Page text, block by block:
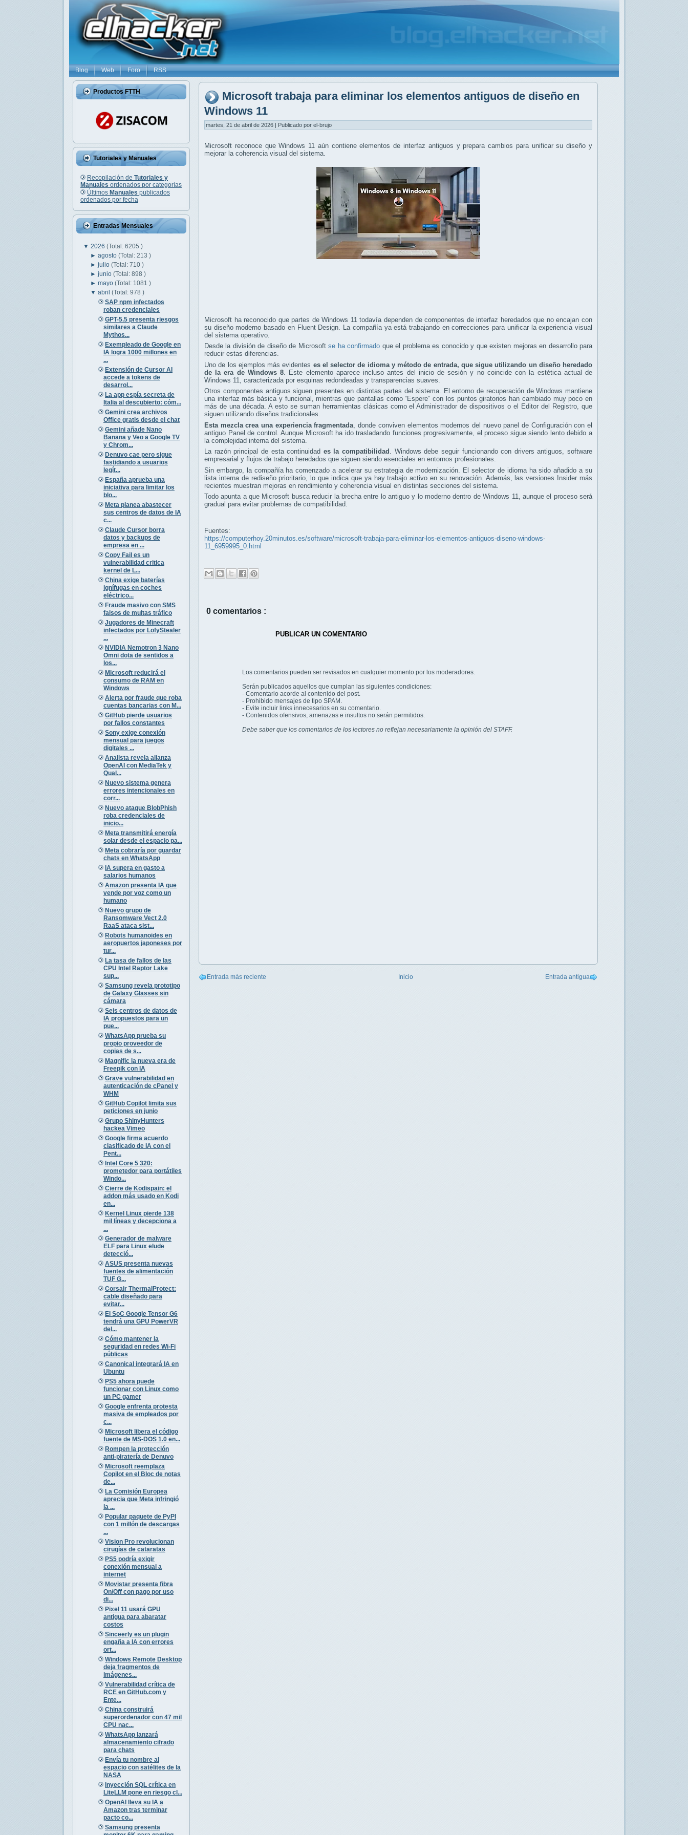
Blog Web Foro RSS
Productos FTTH
Tutoriales y Manuales
Recopilación de Tutoriales y
Manuales ordenados por categorías
Últimos Manuales publicados
ordenados por fecha
Entradas Mensuales
▼ 2026 (Total: 6205 )
►agosto(Total: 213 )
►julio(Total: 710 )
►junio(Total: 898 )
►mayo(Total: 1081 )
▼abril(Total: 978 )
SAP npm infectados
roban credenciales
GPT-5.5 presenta riesgos
similares a Claude
Mythos...
Exempleado de Google en
IA logra 1000 millones en
...
Extensión de Cursor AI
accede a tokens de
desarrol...
La app espía secreta de
Italia al descubierto: cóm...
Gemini crea archivos
Office gratis desde el chat
Gemini añade Nano
Banana y Veo a Google TV
y Chrom...
Denuvo cae pero sigue
fastidiando a usuarios
legít...
España aprueba una
iniciativa para limitar los
blo...
Meta planea abastecer
sus centros de datos de IA
c...
Claude Cursor borra
datos y backups de
empresa en ...
Copy Fail es un
vulnerabilidad critica
kernel de L...
China exige baterías
ignífugas en coches
eléctrico...
Fraude masivo con SMS
falsos de multas tráfico
Jugadores de Minecraft
infectados por LofyStealer
...
NVIDIA Nemotron 3 Nano
Omni dota de sentidos a
los...
Microsoft reducirá el
consumo de RAM en
Windows
Alerta por fraude que roba
cuentas bancarias con M...
GitHub pierde usuarios
por fallos constantes
Sony exige conexión
mensual para juegos
digitales ...
Analista revela alianza
OpenAI con MediaTek y
Qual...
Nuevo sistema genera
errores intencionales en
corr...
Nuevo ataque BlobPhish
roba credenciales de
inicio...
Meta transmitirá energía
solar desde el espacio pa...
Meta cobraría por guardar
chats en WhatsApp
IA supera en gasto a
salarios humanos
Amazon presenta IA que
vende por voz como un
humano
Nuevo grupo de
Ransomware Vect 2.0
RaaS ataca sist...
Robots humanoides en
aeropuertos japoneses por
tur...
La tasa de fallos de las
CPU Intel Raptor Lake
sup...
Samsung revela prototipo
de Galaxy Glasses sin
cámara
Seis centros de datos de
IA propuestos para un
pue...
WhatsApp prueba su
propio proveedor de
copias de s...
Magnific la nueva era de
Freepik con IA
Grave vulnerabilidad en
autenticación de cPanel y
WHM
GitHub Copilot limita sus
peticiones en junio
Grupo ShinyHunters
hackea Vimeo
Google firma acuerdo
clasificado de IA con el
Pent...
Intel Core 5 320:
prometedor para portátiles
Windo...
Cierre de Kodispain: el
addon más usado en Kodi
en...
Kernel Linux pierde 138
mil líneas y decepciona a
...
Generador de malware
ELF para Linux elude
detecció...
ASUS presenta nuevas
fuentes de alimentación
TUF G...
Corsair ThermalProtect:
cable diseñado para
evitar...
El SoC Google Tensor G6
tendrá una GPU PowerVR
del...
Cómo mantener la
seguridad en redes Wi-Fi
públicas
Canonical integrará IA en
Ubuntu
PS5 ahora puede
funcionar con Linux como
un PC gamer
Google enfrenta protesta
masiva de empleados por
c...
Microsoft libera el código
fuente de MS-DOS 1.0 en...
Rompen la protección
anti-piratería de Denuvo
Microsoft reemplaza
Copilot en el Bloc de notas
de...
La Comisión Europea
aprecia que Meta infringió
la ...
Popular paquete de PyPI
con 1 millón de descargas
...
Vision Pro revolucionan
cirugías de cataratas
PS5 podría exigir
conexión mensual a
internet
Movistar presenta fibra
On/Off con pago por uso
di...
Pixel 11 usará GPU
antigua para abaratar
costos
Sinceerly es un plugin
engaña a IA con errores
ort...
Windows Remote Desktop
deja fragmentos de
imágenes...
Vulnerabilidad crítica de
RCE en GitHub.com y
Ente...
China construirá
superordenador con 47 mil
CPU nac...
WhatsApp lanzará
almacenamiento cifrado
para chats
Envía tu nombre al
espacio con satélites de la
NASA
Inyección SQL crítica en
LiteLLM pone en riesgo cl...
OpenAI lleva su IA a
Amazon tras terminar
pacto co...
Samsung presenta
Microsoft trabaja para eliminar los elementos antiguos de diseño en
Windows 11
martes, 21 de abril de 2026 | Publicado por el-brujo
Microsoft reconoce que Windows 11 aún contiene elementos de interfaz antiguos y prepara cambios para unificar su diseño y
mejorar la coherencia visual del sistema.
Microsoft ha reconocido que partes de Windows 11 todavía dependen de componentes de interfaz heredados que no encajan con
su diseño moderno basado en Fluent Design. La compañía ya está trabajando en correcciones para unificar la experiencia visual
del sistema operativo.
Desde la división de diseño de Microsoftse ha confirmado que el problema es conocido y que existen mejoras en desarrollo para
reducir estas diferencias.
Uno de los ejemplos más evidentes es el selector de idioma y método de entrada, que sigue utilizando un diseño heredado
de la era de Windows 8 . Este elemento aparece incluso antes del inicio de sesión y no coincide con la estética actual de
Windows 11, caracterizada por esquinas redondeadas y transparencias suaves.
Otros componentes antiguos siguen presentes en distintas partes del sistema. El entorno de recuperación de Windows mantiene
una interfaz más básica y funcional, mientras que pantallas como “Espere” con los puntos giratorios han cambiado muy poco en
más de una década. A esto se suman herramientas clásicas como el Administrador de dispositivos o el Editor del Registro, que
siguen utilizando diseños tradicionales.
Esta mezcla crea una experiencia fragmentada , donde conviven elementos modernos del nuevo panel de Configuración con el
antiguo Panel de control. Aunque Microsoft ha ido trasladando funciones progresivamente, el proceso sigue siendo lento debido a
la complejidad interna del sistema.
La razón principal de esta continuidad es la compatibilidad . Windows debe seguir funcionando con drivers antiguos, software
empresarial y flujos de trabajo heredados que siguen siendo esenciales en entornos profesionales.
Sin embargo, la compañía ha comenzado a acelerar su estrategia de modernización. El selector de idioma ha sido añadido a su
lista interna de rediseño prioritario, lo que indica que ya hay trabajo activo en su renovación. Además, las versiones Insider más
recientes muestran mejoras en rendimiento y coherencia visual en distintas secciones del sistema.
Todo apunta a que Microsoft busca reducir la brecha entre lo antiguo y lo moderno dentro de Windows 11, aunque el proceso será
gradual para evitar problemas de compatibilidad.
Fuentes:
https://computerhoy.20minutos.es/software/microsoft-trabaja-para-eliminar-los-elementos-antiguos-diseno-windows-
11_6959995_0.html
0 comentarios :
PUBLICAR UN COMENTARIO
Los comentarios pueden ser revisados en cualquier momento por los moderadores.
Serán publicados aquellos que cumplan las siguientes condiciones:
- Comentario acorde al contenido del post.
- Prohibido mensajes de tipo SPAM.
- Evite incluir links innecesarios en su comentario.
- Contenidos ofensivos, amenazas e insultos no serán permitidos.
Debe saber que los comentarios de los lectores no reflejan necesariamente la opinión del STAFF.
Entrada más reciente Entrada antigua
Inicio